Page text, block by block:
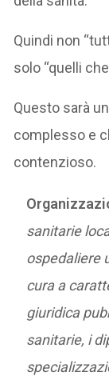
Quindi non
solo “quelli
Questo sarà
complesso e
contenzioso.
sanitarie
ospedaliere
cura a
giuridica
sanitarie, i